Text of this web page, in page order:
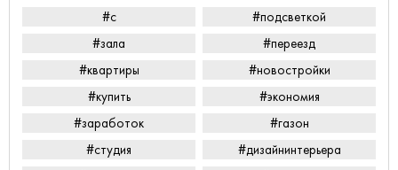
#с
#подсветкой
#зала
#переезд
#квартиры
#новостройки
#купить
#экономия
#заработок
#газон
#студия
#дизайнинтерьера